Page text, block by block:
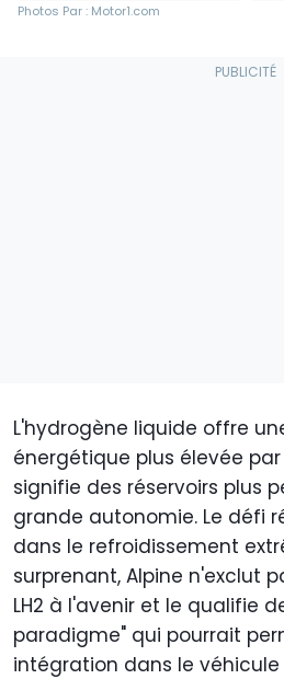
Photos Par : Motor1.com
L'hydrogène liquide offre
énergétique plus élevée
signifie des réservoirs plus
grande autonomie. Le défi
dans le refroidissement
surprenant, Alpine n'exclut
LH2 à l'avenir et le qualifie
paradigme" qui pourrait
intégration dans le